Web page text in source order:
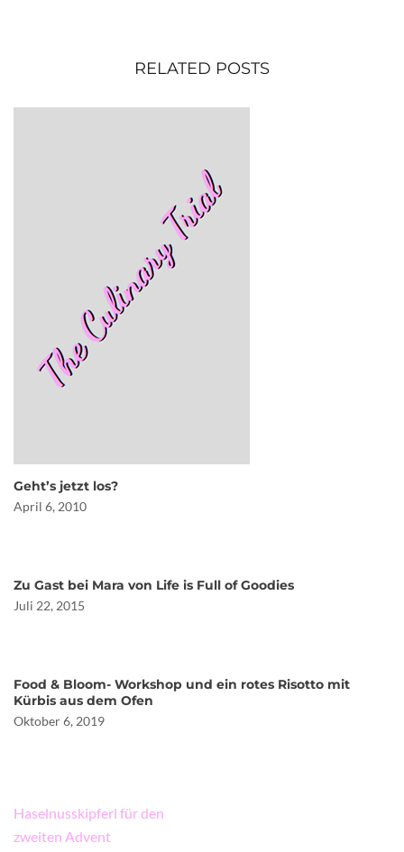
RELATED POSTS
Geht’s jetzt los?
April 6, 2010
Zu Gast bei Mara von Life is Full of Goodies
Juli 22, 2015
Food & Bloom- Workshop und ein rotes Risotto mit
Kürbis aus dem Ofen
Oktober 6, 2019
Beitragsnavigation
Haselnusskipferl für den
zweiten Advent